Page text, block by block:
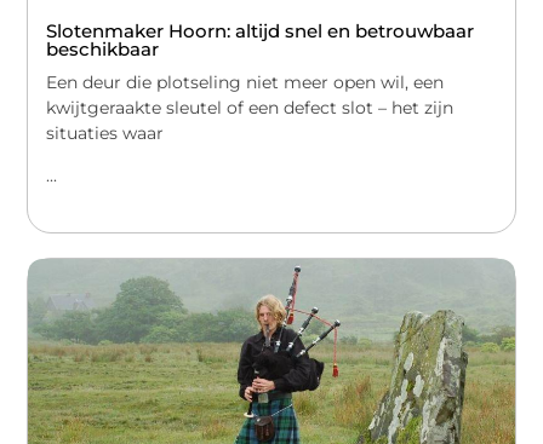
Slotenmaker Hoorn: altijd snel en betrouwbaar
beschikbaar
Een deur die plotseling niet meer open wil, een
kwijtgeraakte sleutel of een defect slot – het zijn
situaties waar
...